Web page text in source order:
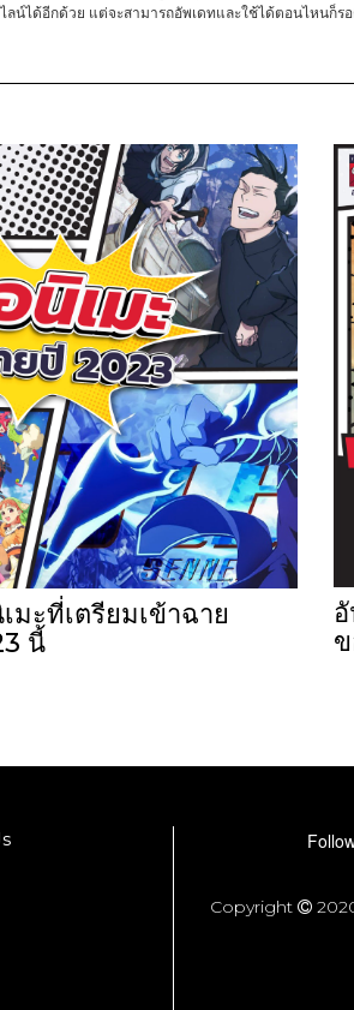
ลน์ได้อีกด้วย แต่จะสามารถอัพเดทและใช้ได้ตอนไหนก็ร
มะที่เตรียมเข้าฉาย
นี้
Copyright